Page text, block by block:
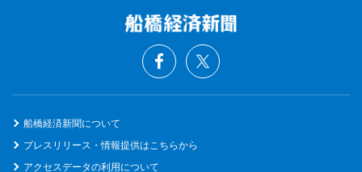
船橋経済新聞について
プレスリリース・情報提供はこちらから
アクセスデータの利用について